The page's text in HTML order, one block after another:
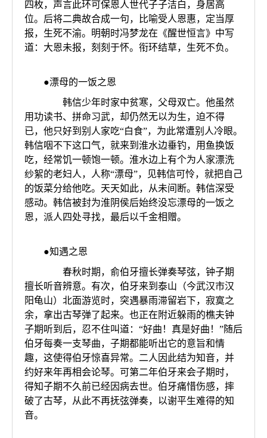
四枚，声言此环可保恩人世代子子洁白，身居高
位。后将二典故合成一句，比喻受人恩惠，定当厚
报，生死不渝。明朝时冯梦龙在《醒世恒言》中写
道：大恩未报，刻刻于怀。衔环结草，生死不负。
●漂母的一饭之恩
韩信少年时家中贫寒，父母双亡。他虽然
用功读书、拼命习武，却仍然无以为生，迫不得
已，他只好到别人家吃“白食”，为此常遭别人冷眼。
韩信咽不下这口气，就来到淮水边垂钓，用鱼换饭
吃，经常饥一顿饱一顿。淮水边上有个为人家漂洗
纱絮的老妇人，人称“漂母”，见韩信可怜，就把自己
的饭菜分给他吃。天天如此，从未间断。韩信深受
感动。韩信被封为淮阴侯后始终没忘漂母的一饭之
恩，派人四处寻找，最后以千金相赠。
●知遇之恩
春秋时期，俞伯牙擅长弹奏琴弦，钟子期
擅长听音辨意。有次，伯牙来到泰山（今武汉市汉
阳龟山）北面游览时，突遇暴雨滞留岩下，寂寞之
余，拿出古琴弹了起来。也正在附近躲雨的樵夫钟
子期听到后，忍不住叫道：“好曲！真是好曲！”随后
伯牙每奏一支琴曲，子期都能听出它的意旨和情
趣，这使得伯牙惊喜异常。二人因此结为知音，并
约好来年再相会论琴。可第二年伯牙来会子期时，
得知子期不久前已经因病去世。伯牙痛惜伤感，摔
破了古琴，从此不再抚弦弹奏，以谢平生难得的知
音。